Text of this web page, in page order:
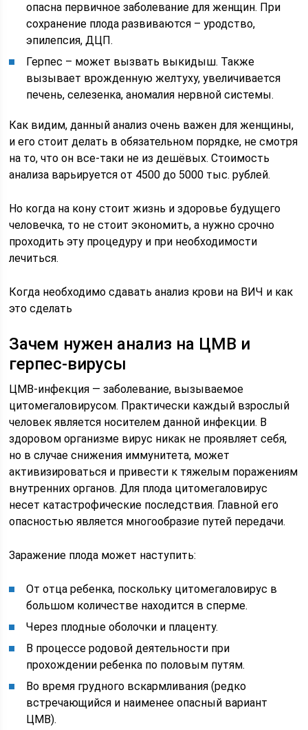
опасна первичное заболевание для женщин. При
сохранение плода развиваются – уродство,
эпилепсия, ДЦП.
Герпес – может вызвать выкидыш. Также
вызывает врожденную желтуху, увеличивается
печень, селезенка, аномалия нервной системы.
Как видим, данный анализ очень важен для женщины,
и его стоит делать в обязательном порядке, не смотря
на то, что он все-таки не из дешёвых. Стоимость
анализа варьируется от 4500 до 5000 тыс. рублей.
Но когда на кону стоит жизнь и здоровье будущего
человечка, то не стоит экономить, а нужно срочно
проходить эту процедуру и при необходимости
лечиться.
Когда необходимо сдавать анализ крови на ВИЧ и как
это сделать
Зачем нужен анализ на ЦМВ и
герпес-вирусы
ЦМВ-инфекция — заболевание, вызываемое
цитомегаловирусом. Практически каждый взрослый
человек является носителем данной инфекции. В
здоровом организме вирус никак не проявляет себя,
но в случае снижения иммунитета, может
активизироваться и привести к тяжелым поражениям
внутренних органов. Для плода цитомегаловирус
несет катастрофические последствия. Главной его
опасностью является многообразие путей передачи.
Заражение плода может наступить:
От отца ребенка, поскольку цитомегаловирус в
большом количестве находится в сперме.
Через плодные оболочки и плаценту.
В процессе родовой деятельности при
прохождении ребенка по половым путям.
Во время грудного вскармливания (редко
встречающийся и наименее опасный вариант
ЦМВ).